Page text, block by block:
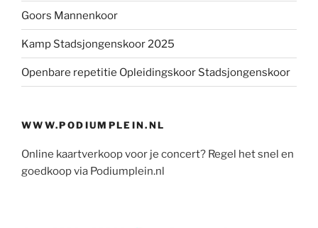
Goors Mannenkoor
Kamp Stadsjongenskoor 2025
Openbare repetitie Opleidingskoor Stadsjongenskoor
WWW.PODIUMPLEIN.NL
Online kaartverkoop voor je concert? Regel het snel en
goedkoop via Podiumplein.nl